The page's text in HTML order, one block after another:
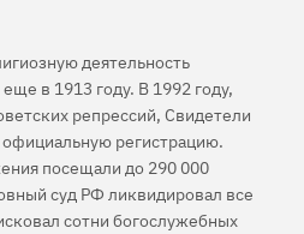
деятельность
в 1913 году. В 1992 году,
репрессий, Свидетели
регистрацию.
посещали до 290 000
суд РФ ликвидировал все
сотни богослужебных